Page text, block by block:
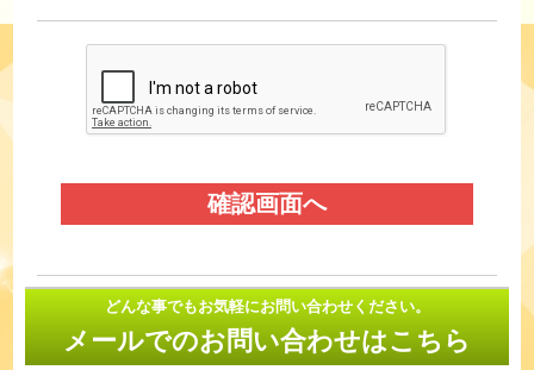
どんな事でもお気軽にお問い合わせください。
メールでのお問い合わせはこちら